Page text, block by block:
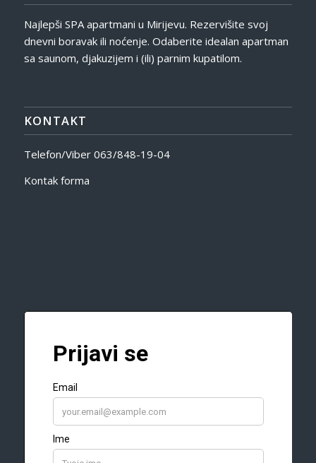
Najlepši SPA apartmani u Mirijevu. Rezervišite svoj
dnevni boravak ili noćenje. Odaberite idealan apartman
sa saunom, djakuzijem i (ili) parnim kupatilom.
KONTAKT
Telefon/Viber 063/848-19-04
Kontak forma